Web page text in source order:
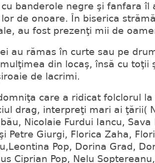
banderole negre şi fanfara îl
de onoare. În biserica
au fost prezenţi mii de
au rămas în curte sau pe
din locaş, însă cu toţii
de lacrimi.
care a ridicat folclorul
drag, interpreţi mari ai ţării(
Nicolaie Furdui Iancu,
Petre Giurgi, Florica Zaha,
Pop, Dorina Grad,
Ciprian Pop, Nelu